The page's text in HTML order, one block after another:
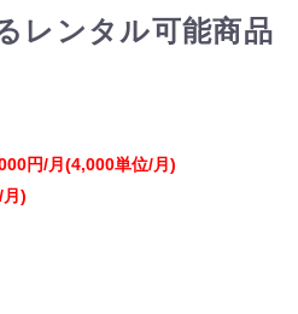
レンタル可能商品
円/月(4,000単位/月)
)